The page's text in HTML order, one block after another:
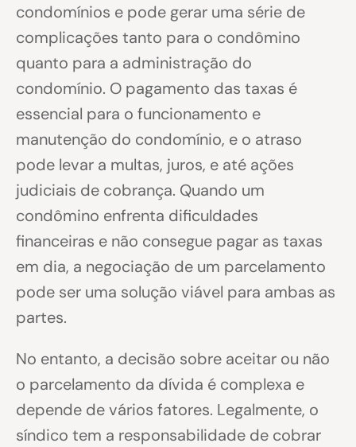
condomínios e pode gerar uma série de
complicações tanto para o condômino
quanto para a administração do
condomínio. O pagamento das taxas é
essencial para o funcionamento e
manutenção do condomínio, e o atraso
pode levar a multas, juros, e até ações
judiciais de cobrança. Quando um
condômino enfrenta dificuldades
financeiras e não consegue pagar as taxas
em dia, a negociação de um parcelamento
pode ser uma solução viável para ambas as
partes.
No entanto, a decisão sobre aceitar ou não
o parcelamento da dívida é complexa e
depende de vários fatores. Legalmente, o
síndico tem a responsabilidade de cobrar